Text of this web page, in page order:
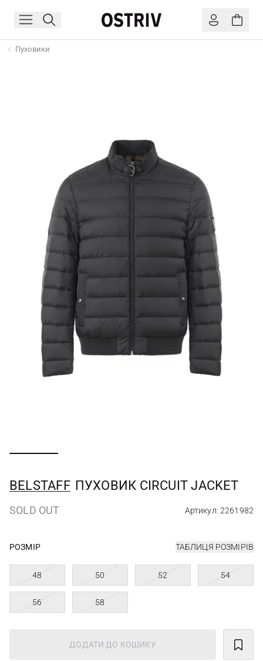
Пуховики
BELSTAFF ПУХОВИК CIRCUIT JACKET
SOLD OUT Артикул: 2261982
РОЗМІР ТАБЛИЦЯ РОЗМІРІВ
48 50 52 54
56 58
ДОДАТИ ДО КОШИКУ